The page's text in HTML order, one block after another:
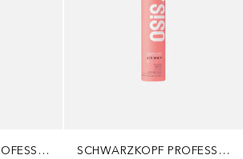
SCHWARZKOPF PROFESSIONAL
SCHWARZKOPF PROFESSIONAL